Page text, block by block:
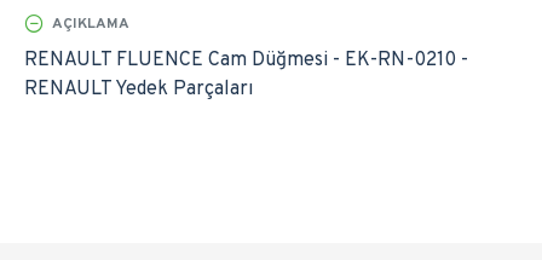
AÇIKLAMA
RENAULT FLUENCE Cam Düğmesi - EK-RN-0210 -
RENAULT Yedek Parçaları